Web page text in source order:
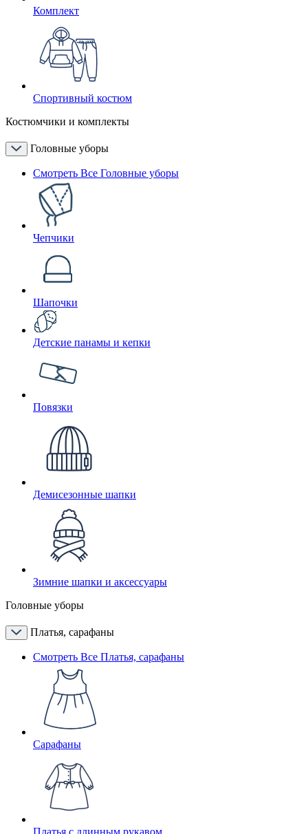
Комплект
Спортивный костюм
Костюмчики и комплекты
Головные уборы
Смотреть Все Головные уборы
Чепчики
Шапочки
Детские панамы и кепки
Повязки
Демисезонные шапки
Зимние шапки и аксессуары
Головные уборы
Платья, сарафаны
Смотреть Все Платья, сарафаны
Сарафаны
Платья с длинным рукавом